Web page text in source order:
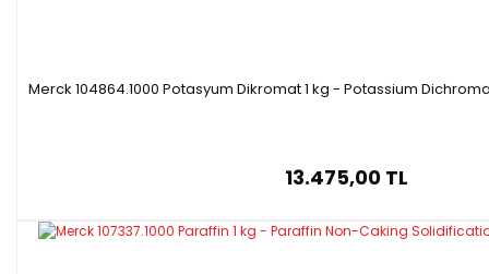
Merck 104864.1000 Potasyum Dikromat 1 kg - Potassium
13.475,00 TL